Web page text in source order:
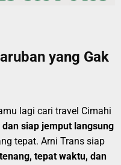
yang Gak
lagi cari travel Cimahi
siap jemput langsung
tepat. Arni Trans siap
tenang, tepat waktu, dan